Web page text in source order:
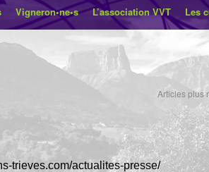
Vigneron•ne•s L’association VVT Les
Articles plus
trieves.com/actualites-presse/